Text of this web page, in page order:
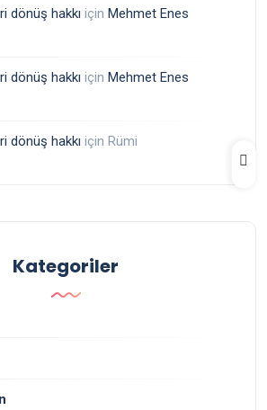
dönüş hakkı için Mehmet Enes
dönüş hakkı için Mehmet Enes
dönüş hakkı için Rümi
Kategoriler